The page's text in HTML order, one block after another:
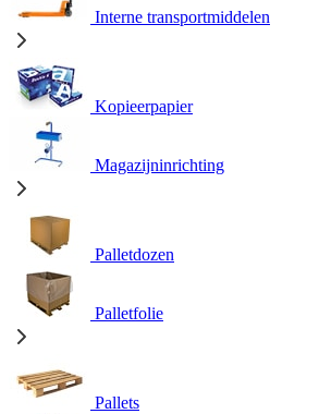
Interne transportmiddelen
Kopieerpapier
Magazijninrichting
Palletdozen
Palletfolie
Pallets